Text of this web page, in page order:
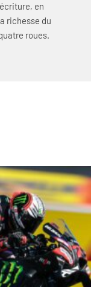
en
richesse du
roues.